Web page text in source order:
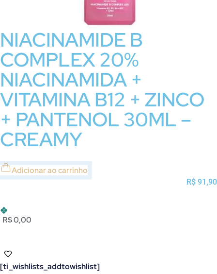
NIACINAMIDE B
COMPLEX 20%
NIACINAMIDA +
VITAMINA B12 + ZINCO
+ PANTENOL 30ML –
CREAMY
Adicionar ao carrinho
R$ 91,90
R$ 0,00
[ti_wishlists_addtowishlist]